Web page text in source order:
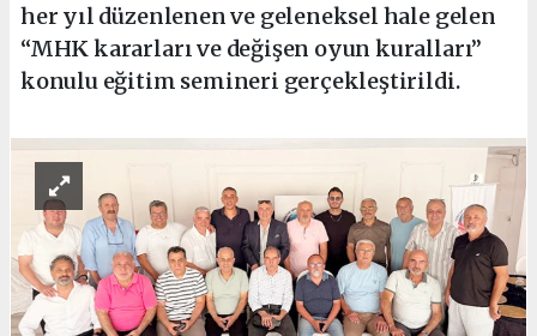
her yıl düzenlenen ve geleneksel hale gelen
“MHK kararları ve değişen oyun kuralları”
konulu eğitim semineri gerçekleştirildi.